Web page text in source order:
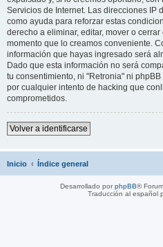
Servicios de Internet. Las direcciones IP
como ayuda para reforzar estas
derecho a eliminar, editar, mover o
momento que lo creamos conveniente.
información que hayas ingresado será
Dado que esta información no será
tu consentimiento, ni "Retronia" ni
por cualquier intento de hacking que
comprometidos.
Volver a identificarse
Inicio Índice general
Desarrollado porphpBB®
Traducción al español